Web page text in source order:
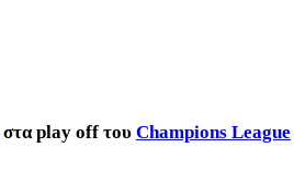
στα play off του Champions League